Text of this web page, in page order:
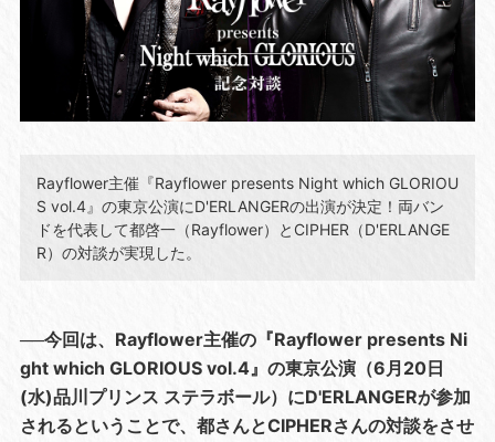
Rayflower主催『Rayflower presents Night which GLORIOU
S vol.4』の東京公演にD'ERLANGERの出演が決定！両バン
ドを代表して都啓一（Rayflower）とCIPHER（D'ERLANGE
R）の対談が実現した。
──今回は、Rayflower主催の『Rayflower presents Ni
ght which GLORIOUS vol.4』の東京公演（6月20日
(水)品川プリンス ステラボール）にD'ERLANGERが参加
されるということで、都さんとCIPHERさんの対談をさせ